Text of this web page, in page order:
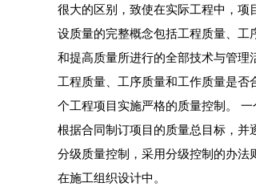
很大的区别，致使在实际工程中，
设质量的完整概念包括工程质量、
和提高质量所进行的全部技术与管
工程质量、工序质量和工作质量是
个工程项目实施严格的质量控制。
根据合同制订项目的质量总目标，
分级质量控制，采用分级控制的办
在施工组织设计中。